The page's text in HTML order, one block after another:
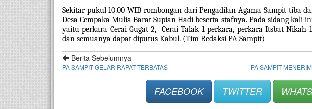
Sekitar pukul 10.00 WIB rombongan dari Pengadilan Agama Sampit tiba
Desa Cempaka Mulia Barat Supian Hadi beserta stafnya. Pada sidang kali
yaitu perkara Cerai Gugat 2,  Cerai Talak 1 perkara, perkara Itsbat Nikah
dan semuanya dapat diputus Kabul. (Tim Redaksi PA Sampit)
Berita Sebelumnya
PA SAMPIT GELAR RAPAT TERBATAS
PA SAMPIT
FACEBOOK TWITTER